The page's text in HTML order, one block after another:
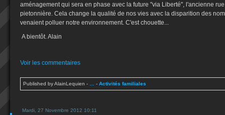
aménagement qui sera en phase avec la future "via Liberté", l'ancienne
pietonnière. Cela change la qualité de nos vies avec la disparition des
venaient polluer notre environnement. C'est chouette...
A bientôt. Alain
Voir les commentaires
Published by AlainLequien - … - Activités familiales
Mardi, 27 Novembre 2012 10:11